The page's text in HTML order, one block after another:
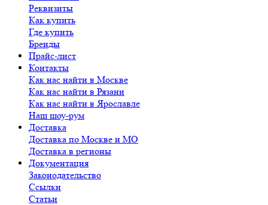
Реквизиты
Как купить
Где купить
Бренды
Прайс-лист
Контакты
Как нас найти в Москве
Как нас найти в Рязани
Как нас найти в Ярославле
Наш шоу-рум
Доставка
Доставка по Москве и МО
Доставка в регионы
Документация
Законодательство
Ссылки
Статьи